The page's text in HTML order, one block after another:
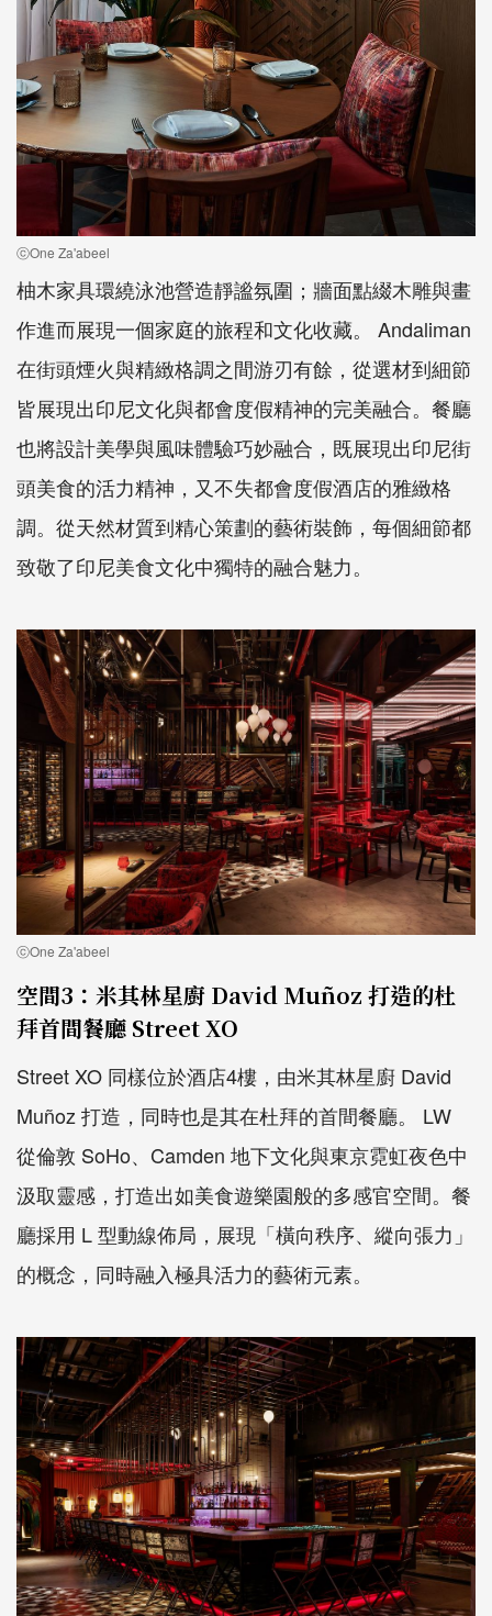
ⓒOne Za'abeel
柚木家具環繞泳池營造靜謐氛圍；牆面點綴木雕與畫
作進而展現一個家庭的旅程和文化收藏。 Andaliman
在街頭煙火與精緻格調之間游刃有餘，從選材到細節
皆展現出印尼文化與都會度假精神的完美融合。餐廳
也將設計美學與風味體驗巧妙融合，既展現出印尼街
頭美食的活力精神，又不失都會度假酒店的雅緻格
調。從天然材質到精心策劃的藝術裝飾，每個細節都
致敬了印尼美食文化中獨特的融合魅力。
ⓒOne Za'abeel
空間3：米其林星廚 David Muñoz 打造的杜
拜首間餐廳 Street XO
Street XO 同樣位於酒店4樓，由米其林星廚 David
Muñoz 打造，同時也是其在杜拜的首間餐廳。 LW
從倫敦 SoHo、Camden 地下文化與東京霓虹夜色中
汲取靈感，打造出如美食遊樂園般的多感官空間。餐
廳採用 L 型動線佈局，展現「橫向秩序、縱向張力」
的概念，同時融入極具活力的藝術元素。